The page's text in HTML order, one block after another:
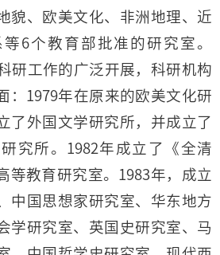
貌、欧美文化、非洲地理、近
6个教育部批准的研究室。
研工作的广泛开展，科研机构
：1979年在原来的欧美文化研
了外国文学研究所，并成立了
究所。1982年成立了《全清
等教育研究室。1983年，成立
中国思想家研究室、华东地方
学研究室、英国史研究室、马